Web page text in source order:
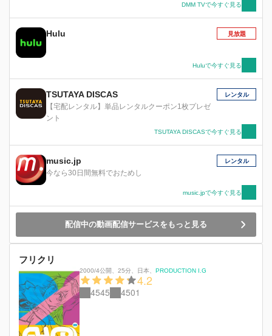
DMM TVで今すぐ見る
Hulu 見放題
Huluで今すぐ見る
TSUTAYA DISCAS
【宅配レンタル】単品レンタルクーポン1枚プレゼ
ント
レンタル
TSUTAYA DISCASで今すぐ見る
music.jp
今なら30日間無料でおためし
レンタル
music.jpで今すぐ見る
配信中の動画配信サービスをもっと見る
フリクリ
2000/4公開 25分 日本 PRODUCTION I.G
4.2
4545 4501